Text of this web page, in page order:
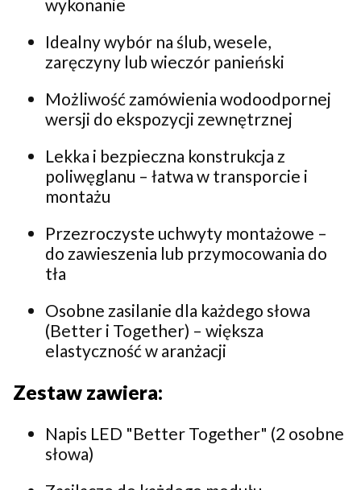
wykonanie
Idealny wybór na ślub, wesele,
zaręczyny lub wieczór panieński
Możliwość zamówienia wodoodpornej
wersji do ekspozycji zewnętrznej
Lekka i bezpieczna konstrukcja z
poliwęglanu – łatwa w transporcie i
montażu
Przezroczyste uchwyty montażowe –
do zawieszenia lub przymocowania do
tła
Osobne zasilanie dla każdego słowa
(Better i Together) – większa
elastyczność w aranżacji
Zestaw zawiera:
Napis LED "Better Together" (2 osobne
słowa)